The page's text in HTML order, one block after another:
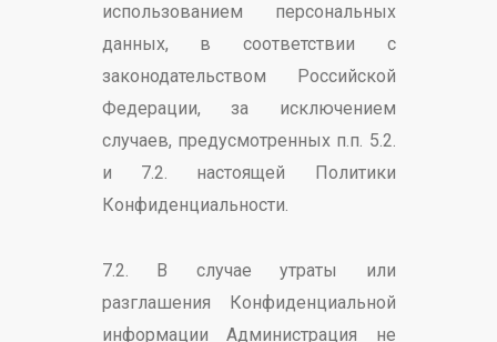
использованием персональных
данных, в соответствии с
законодательством Российской
Федерации, за исключением
случаев, предусмотренных п.п. 5.2.
и 7.2. настоящей Политики
Конфиденциальности.
7.2. В случае утраты или
разглашения Конфиденциальной
информации Администрация не